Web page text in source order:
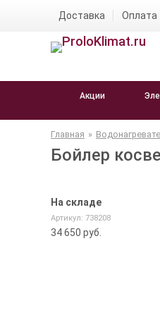
Доставка Оплата
Акции
Главная »
Бойлер
На складе
Артикул: 738208
34 650 руб.